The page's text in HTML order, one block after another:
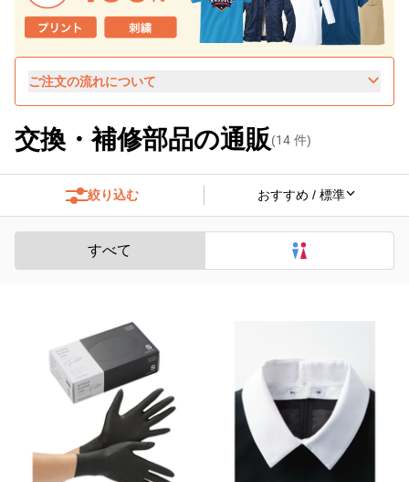
ご注文の流れについて
交換・補修部品の通販 (14 件)
絞り込む
すべて